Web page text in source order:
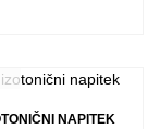
NAPITEK